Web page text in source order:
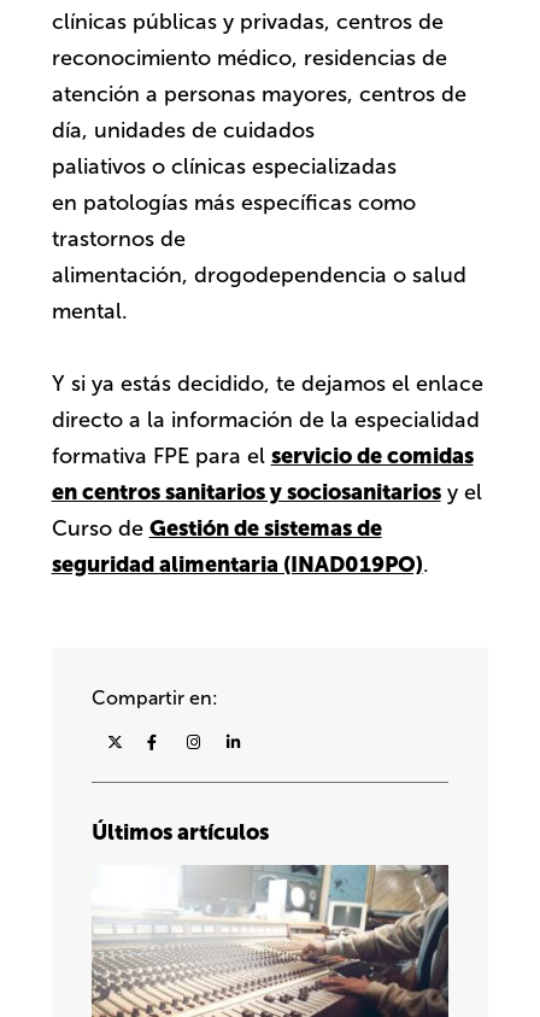
clínicas públicas y privadas, centros de
reconocimiento médico, residencias de
atención a personas mayores, centros de
día, unidades de cuidados
paliativos o clínicas especializadas
en patologías más específicas como
trastornos de
alimentación, drogodependencia o salud
mental.
Y si ya estás decidido, te dejamos el enlace
directo a la información de la especialidad
formativa FPE para el servicio de comidas
en centros sanitarios y sociosanitariosy el
Curso de Gestión de sistemas de
seguridad alimentaria (INAD019PO).
Compartir en:
Últimos artículos